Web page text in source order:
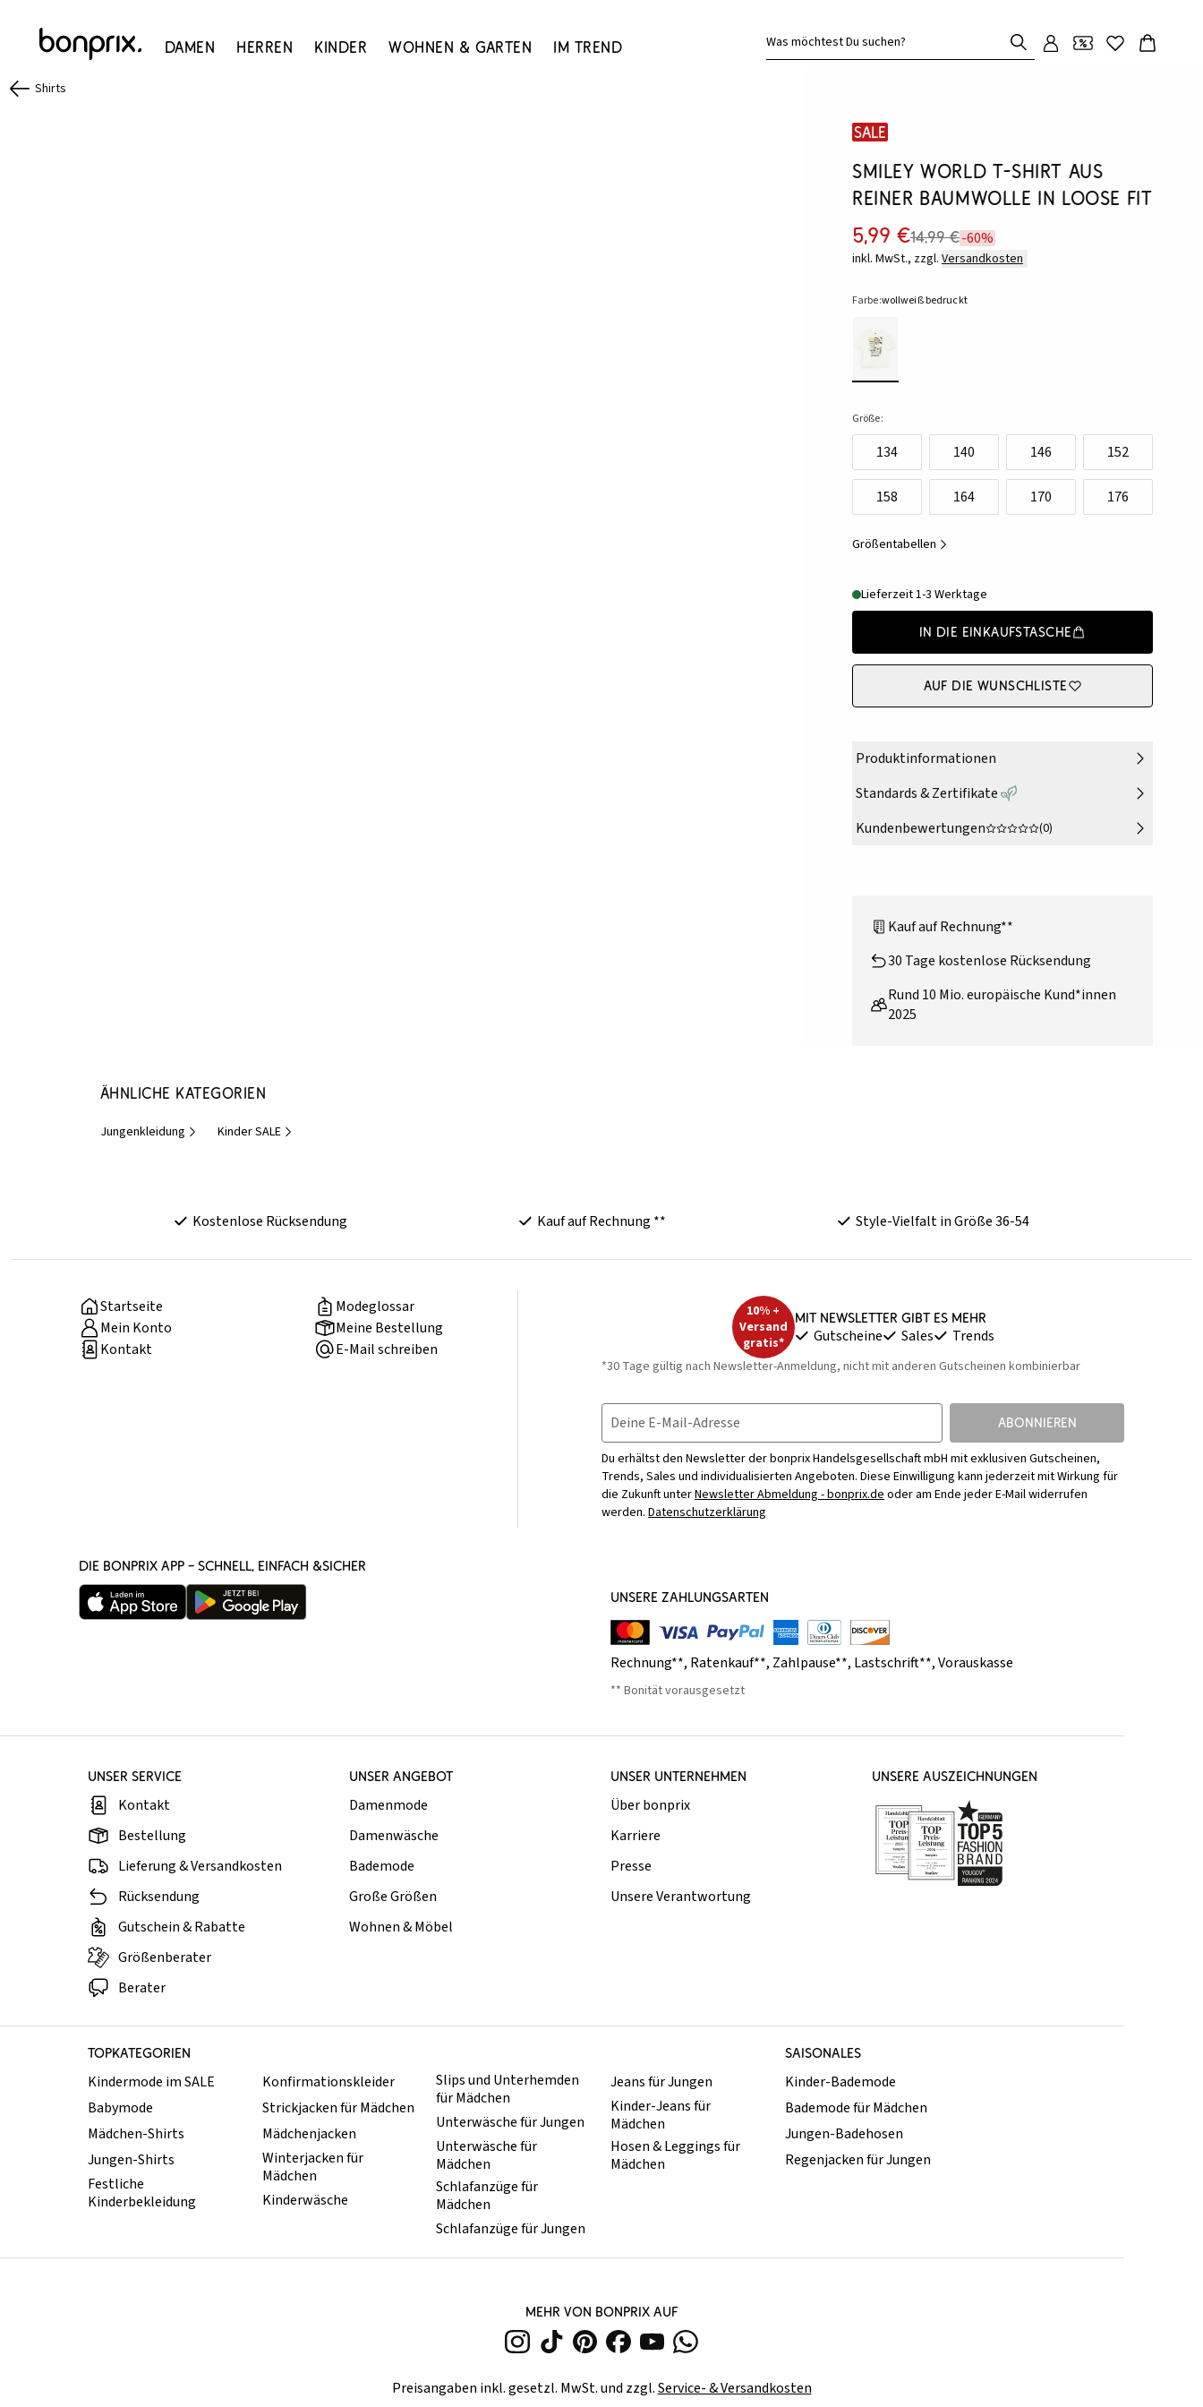
Damen Herren Kinder Wohnen & Garten Im Trend Was möchtest Du suchen?
Shirts
SALE
Smiley World T-Shirt aus
reiner Baumwolle in Loose Fit
5,99 €14,99 €-60%
inkl. MwSt., zzgl. Versandkosten
Farbe:wollweiß bedruckt
Größe:
134 140 146 152
158 164 170 176
Größentabellen
Lieferzeit 1-3 Werktage
In die Einkaufstasche
Auf die Wunschliste
Produktinformationen
Standards & Zertifikate
Kundenbewertungen
(0)
Kauf auf Rechnung**
30 Tage kostenlose Rücksendung
Rund 10 Mio. europäische Kund*innen
2025
Ähnliche Kategorien
Jungenkleidung Kinder SALE
Kostenlose Rücksendung Kauf auf Rechnung ** Style-Vielfalt in Größe 36-54
Startseite
Modeglossar
Mein Konto
Meine Bestellung
Kontakt
E-Mail schreiben
10% +
Versand
gratis*
Mit Newsletter gibt es mehr
Gutscheine Sales Trends
*30 Tage gültig nach Newsletter-Anmeldung, nicht mit anderen Gutscheinen kombinierbar
Deine E-Mail-Adresse ABONNIEREN
Du erhältst den Newsletter der bonprix Handelsgesellschaft mbH mit exklusiven Gutscheinen,
Trends, Sales und individualisierten Angeboten. Diese Einwilligung kann jederzeit mit Wirkung für
die Zukunft unterNewsletter Abmeldung - bonprix.deoder am Ende jeder E-Mail widerrufen
werden. Datenschutzerklärung
DIE BONPRIX APP – SCHNELL, EINFACH &SICHER
UNSERE ZAHLUNGSARTEN
Rechnung**, Ratenkauf**, Zahlpause**, Lastschrift**,Vorauskasse
** Bonität vorausgesetzt
UNSER SERVICE
Kontakt
Bestellung
Lieferung & Versandkosten
Rücksendung
Gutschein & Rabatte
Größenberater
Berater
UNSER ANGEBOT
Damenmode
Damenwäsche
Bademode
Große Größen
Wohnen & Möbel
UNSER UNTERNEHMEN
Über bonprix
Karriere
Presse
Unsere Verantwortung
UNSERE AUSZEICHNUNGEN
TOPKATEGORIEN SAISONALES
Kindermode im SALE
Babymode
Mädchen-Shirts
Jungen-Shirts
Festliche
Kinderbekleidung
Konfirmationskleider
Strickjacken für Mädchen
Mädchenjacken
Winterjacken für
Mädchen
Kinderwäsche
Slips und Unterhemden
für Mädchen
Unterwäsche für Jungen
Unterwäsche für
Mädchen
Schlafanzüge für
Mädchen
Schlafanzüge für Jungen
Jeans für Jungen
Kinder-Jeans für
Mädchen
Hosen & Leggings für
Mädchen
Kinder-Bademode
Bademode für Mädchen
Jungen-Badehosen
Regenjacken für Jungen
MEHR VON BONPRIX AUF
Preisangaben inkl. gesetzl. MwSt. und zzgl.Service- & Versandkosten